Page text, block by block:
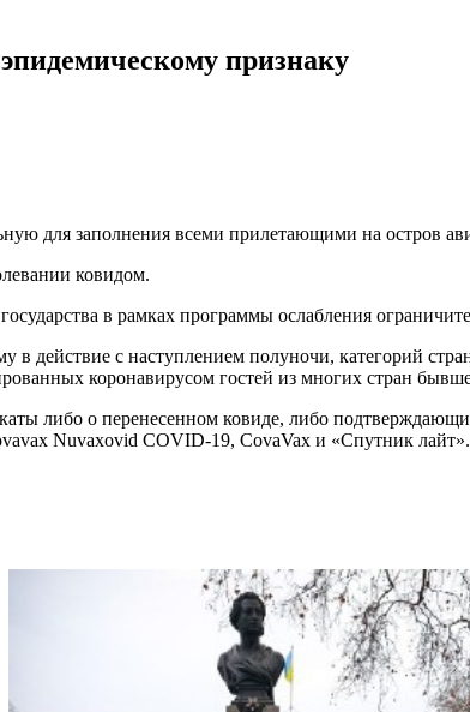
признаку
для заполнения всеми прилетающими на остров
ковидом.
в рамках программы ослабления
действие с наступлением полуночи, категорий
коронавирусом гостей из многих стран
либо о перенесенном ковиде, либо
Nuvaxovid COVID-19, CovaVax и «Спутник